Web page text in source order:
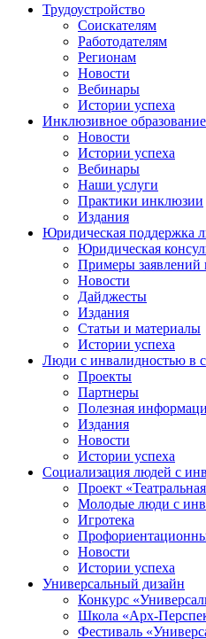
Трудоустройство
Соискателям
Работодателям
Регионам
Новости
Вебинары
Истории успеха
Инклюзивное образование
Новости
Истории успеха
Вебинары
Наши услуги
Практики инклюзии
Издания
Юридическая поддержка
Юридическая
Примеры заявлений
Новости
Дайджесты
Издания
Статьи и материалы
Истории успеха
Люди с инвалидностью в
Проекты
Партнеры
Полезная
Издания
Новости
Истории успеха
Социализация людей с
Проект
Молодые люди с
Игротека
Новости
Истории успеха
Универсальный дизайн
Конкурс
Школа «Арх-
Фестиваль